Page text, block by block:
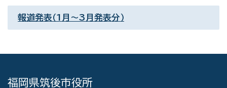
報道発表（1月〜3月発表分）
福岡県筑後市役所